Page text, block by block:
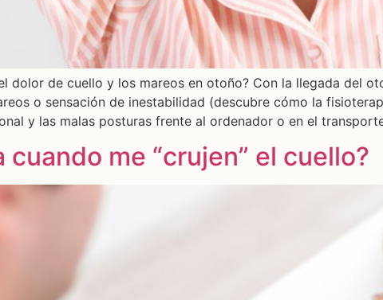
dolor de cuello y los mareos en otoño? Con la llegada del
o sensación de inestabilidad (descubre cómo la
y las malas posturas frente al ordenador o en el
cuando me “crujen” el cuello?